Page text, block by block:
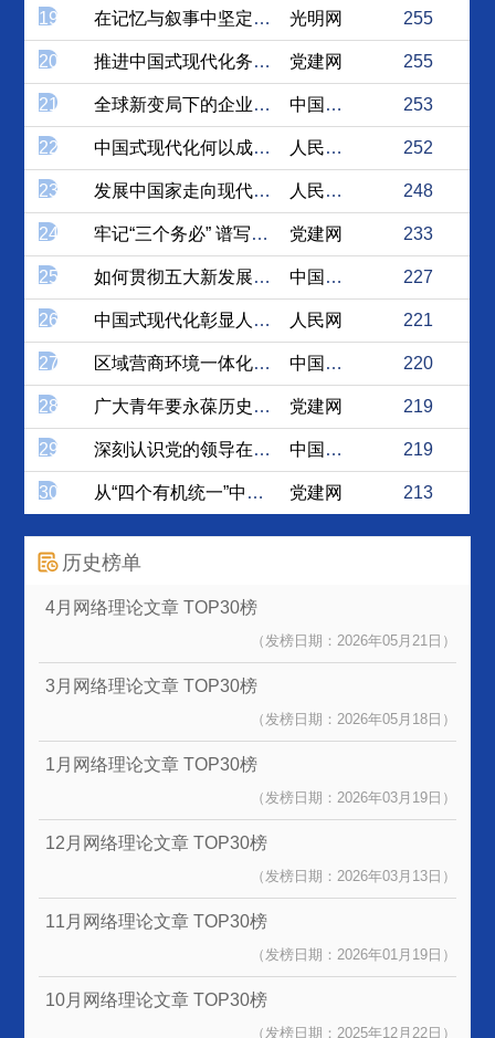
19 在记忆与叙事中坚定历史自信 光明网 255
20 推进中国式现代化务必敢于斗... 党建网 255
21 全球新变局下的企业战略 中国社会科学网 253
22 中国式现代化何以成为世界现... 人民论坛网 252
23 发展中国家走向现代化的现实... 人民论坛网 248
24 牢记“三个务必” 谱写青春... 党建网 233
25 如何贯彻五大新发展理念？ 中国社会科学网 227
26 中国式现代化彰显人民性特质 人民网 221
27 区域营商环境一体化如何“再... 中国经济网 220
28 广大青年要永葆历史主动精神 党建网 219
29 深刻认识党的领导在推进中国... 中国社会科学网 219
30 从“四个有机统一”中把握中... 党建网 213
历史榜单
4月网络理论文章 TOP30榜
（发榜日期：2026年05月21日）
3月网络理论文章 TOP30榜
（发榜日期：2026年05月18日）
1月网络理论文章 TOP30榜
（发榜日期：2026年03月19日）
12月网络理论文章 TOP30榜
（发榜日期：2026年03月13日）
11月网络理论文章 TOP30榜
（发榜日期：2026年01月19日）
10月网络理论文章 TOP30榜
（发榜日期：2025年12月22日）